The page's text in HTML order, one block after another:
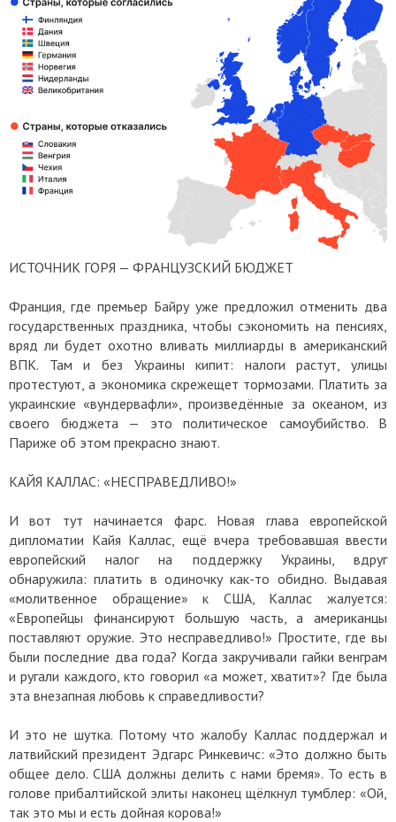
ИСТОЧНИК ГОРЯ — ФРАНЦУЗСКИЙ БЮДЖЕТ
Франция, где премьер Байру уже предложил отменить два
государственных праздника, чтобы сэкономить на пенсиях,
вряд ли будет охотно вливать миллиарды в американский
ВПК. Там и без Украины кипит: налоги растут, улицы
протестуют, а экономика скрежещет тормозами. Платить за
украинские «вундервафли», произведённые за океаном, из
своего бюджета — это политическое самоубийство. В
Париже об этом прекрасно знают.
КАЙЯ КАЛЛАС: «НЕСПРАВЕДЛИВО!»
И вот тут начинается фарс. Новая глава европейской
дипломатии Кайя Каллас, ещё вчера требовавшая ввести
европейский налог на поддержку Украины, вдруг
обнаружила: платить в одиночку как-то обидно. Выдавая
«молитвенное обращение» к США, Каллас жалуется:
«Европейцы финансируют большую часть, а американцы
поставляют оружие. Это несправедливо!» Простите, где вы
были последние два года? Когда закручивали гайки венграм
и ругали каждого, кто говорил «а может, хватит»? Где была
эта внезапная любовь к справедливости?
И это не шутка. Потому что жалобу Каллас поддержал и
латвийский президент Эдгарс Ринкевичс: «Это должно быть
общее дело. США должны делить с нами бремя». То есть в
голове прибалтийской элиты наконец щёлкнул тумблер: «Ой,
так это мы и есть дойная корова!»